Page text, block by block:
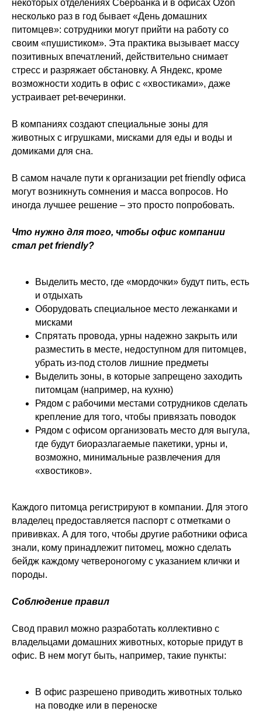
некоторых отделениях Сбербанка и в офисах Ozon
несколько раз в год бывает «День домашних
питомцев»: сотрудники могут прийти на работу со
своим «пушистиком». Эта практика вызывает массу
позитивных впечатлений, действительно снимает
стресс и разряжает обстановку. А Яндекс, кроме
возможности ходить в офис с «хвостиками», даже
устраивает pet-вечеринки.
В компаниях создают специальные зоны для
животных с игрушками, мисками для еды и воды и
домиками для сна.
В самом начале пути к организации pet friendly офиса
могут возникнуть сомнения и масса вопросов. Но
иногда лучшее решение – это просто попробовать.
Что нужно для того, чтобы офис компании
стал pet friendly?
Выделить место, где «мордочки» будут пить, есть
и отдыхать
Оборудовать специальное место лежанками и
мисками
Спрятать провода, урны надежно закрыть или
разместить в месте, недоступном для питомцев,
убрать из-под столов лишние предметы
Выделить зоны, в которые запрещено заходить
питомцам (например, на кухню)
Рядом с рабочими местами сотрудников сделать
крепление для того, чтобы привязать поводок
Рядом с офисом организовать место для выгула,
где будут биоразлагаемые пакетики, урны и,
возможно, минимальные развлечения для
«хвостиков».
Каждого питомца регистрируют в компании. Для этого
владелец предоставляется паспорт с отметками о
прививках. А для того, чтобы другие работники офиса
знали, кому принадлежит питомец, можно сделать
бейдж каждому четвероногому с указанием клички и
породы.
Соблюдение правил
Свод правил можно разработать коллективно с
владельцами домашних животных, которые придут в
офис. В нем могут быть, например, такие пункты:
В офис разрешено приводить животных только
на поводке или в переноске